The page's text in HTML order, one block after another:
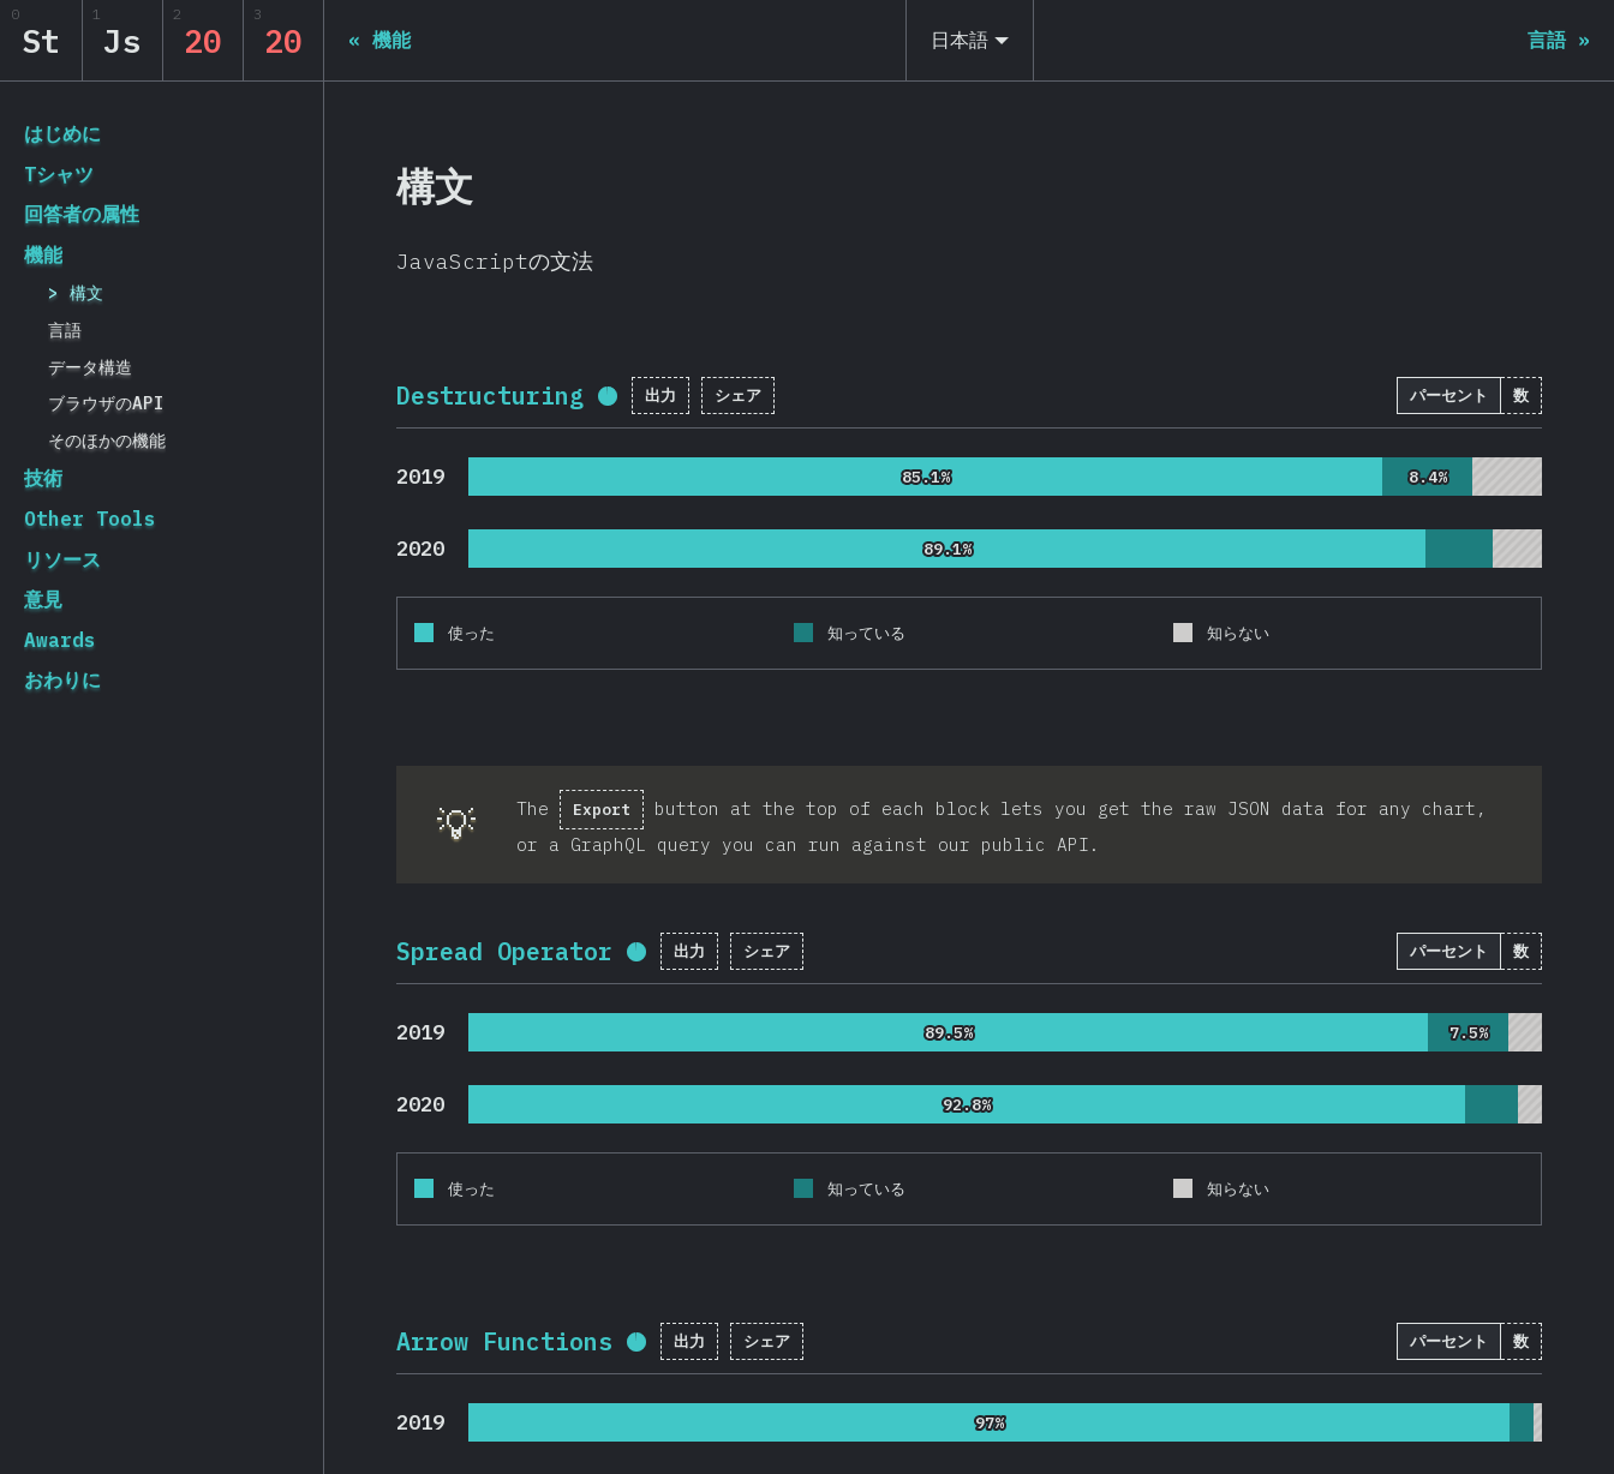
State of JS 2020
0
St
1
Js
2
20
3
20
[ja-JP] general.back_to_intro
はじめに
Tシャツ
回答者の属性
機能
構文
言語
データ構造
ブラウザのAPI
そのほかの機能
技術
Other Tools
リソース
意見
Awards
おわりに
« 機能 日本語 言語»
構文
JavaScriptの文法
Destructuring 回答記入率： 96
出力 シェア パーセント 数
2019 85.1%
85.1% 8.4%
8.4%
2020 89.1%
89.1%
使った 知っている 知らない
💡 The Export
button at the top of each block lets you get the raw JSON data for any chart,
or a GraphQL query you can run against our public API.
Spread Operator 回答記入率： 95.7
出力 シェア パーセント 数
2019 89.5%
89.5% 7.5%
7.5%
2020 92.8%
92.8%
使った 知っている 知らない
Arrow Functions 回答記入率： 95.5
出力 シェア パーセント 数
2019 97%
97%
Navigated to State of JS 2020